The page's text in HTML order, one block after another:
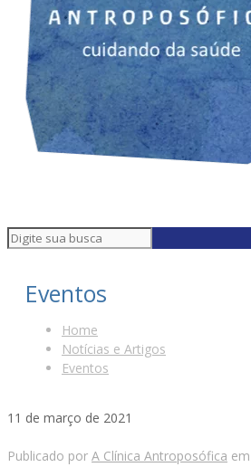
Eventos
Home
Notícias e Artigos
Eventos
11 de março de 2021
Publicado por A Clínica Antroposófica em